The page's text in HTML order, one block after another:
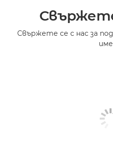
Свържете се с нас за